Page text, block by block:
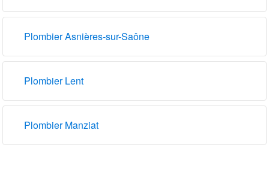
Plombier Asnières-sur-Saône
Plombier Lent
Plombier Manziat